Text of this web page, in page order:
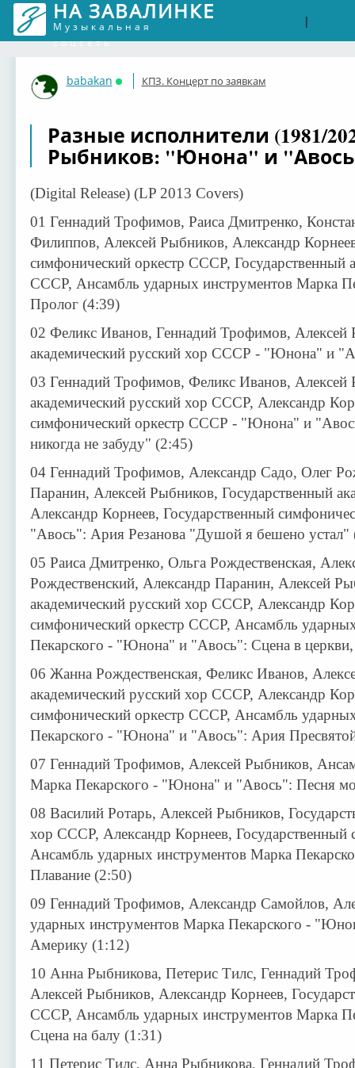
НА ЗАВАЛИНКЕ
Музыкальная
соцсеть
|
babakan
Онлайн
КПЗ. Концерт по заявкам
Разные исполнители (1981/
Рыбников: "Юнона" и
(Digital Release) (LP 2013 Covers)
01 Геннадий Трофимов, Раиса Дмитренко,
Филиппов, Алексей Рыбников, Александр
симфонический оркестр СССР, Государственный
СССР, Ансамбль ударных инструментов Марка
Пролог (4:39)
02 Феликс Иванов, Геннадий Трофимов, Алексей
академический русский хор СССР - "Юнона" и
03 Геннадий Трофимов, Феликс Иванов, Алексей
академический русский хор СССР, Александр
симфонический оркестр СССР - "Юнона" и
никогда не забуду" (2:45)
04 Геннадий Трофимов, Александр Садо, Олег
Паранин, Алексей Рыбников, Государственный
Александр Корнеев, Государственный
"Авось": Ария Резанова "Душой я бешено устал"
05 Раиса Дмитренко, Ольга Рождественская,
Рождественский, Александр Паранин, Алексей
академический русский хор СССР, Александр
симфонический оркестр СССР, Ансамбль
Пекарского - "Юнона" и "Авось": Сцена в
06 Жанна Рождественская, Феликс Иванов,
академический русский хор СССР, Александр
симфонический оркестр СССР, Ансамбль
Пекарского - "Юнона" и "Авось": Ария
07 Геннадий Трофимов, Алексей Рыбников,
Марка Пекарского - "Юнона" и "Авось": Песня
08 Василий Ротарь, Алексей Рыбников,
хор СССР, Александр Корнеев,
Ансамбль ударных инструментов Марка
Плавание (2:50)
09 Геннадий Трофимов, Александр Самойлов,
ударных инструментов Марка Пекарского -
Америку (1:12)
10 Анна Рыбникова, Петерис Тилс, Геннадий
Алексей Рыбников, Александр Корнеев,
СССР, Ансамбль ударных инструментов Марка
Сцена на балу (1:31)
11 Петерис Тилс, Анна Рыбникова, Геннадий